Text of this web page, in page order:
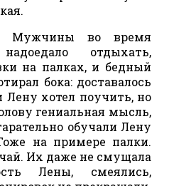
Мужчины во время
отдыхать,
на палках, и бедный
бока: доставалось
хотел поучить, но
гениальная мысль,
обучали Лену
на примере палки.
Их даже не смущала
Лены, смеялись,